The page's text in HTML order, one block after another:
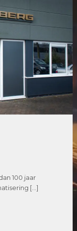
100 jaar
[…]